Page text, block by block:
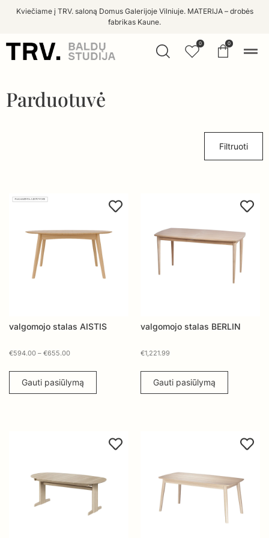
Kviečiame į TRV. saloną Domus Galerijoje Vilniuje. MATERIJA – drobės
fabrikas Kaune.
0 0
Parduotuvė
Filtruoti
valgomojo stalas AISTIS
€594.00 – €655.00
Gauti pasiūlymą
valgomojo stalas BERLIN
€1,221.99
Gauti pasiūlymą